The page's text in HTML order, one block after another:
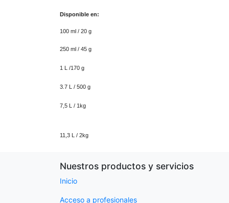
Disponible en:
100 ml / 20 g
250 ml / 45 g
1 L /170 g
3.7 L / 500 g
7,5 L / 1kg
11,3 L / 2kg
Nuestros productos y servicios
Inicio
Acceso a profesionales